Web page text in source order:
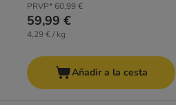
PRVP* 60,99 €
59,99 €
4,29 € / kg
Añadir a la cesta